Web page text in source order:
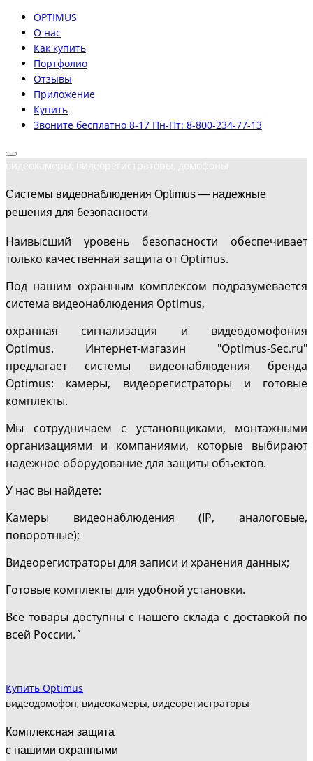
OPTIMUS
О нас
Как купить
Портфолио
Отзывы
Приложение
Купить
Звоните бесплатно 8-17 Пн-Пт: 8-800-234-77-13
видеокамеры, видеорегистраторы, домофоны
Системы видеонаблюдения Optimus — надежные
решения для безопасности
Наивысший уровень безопасности обеспечивает
только качественная защита от Optimus.
Под нашим охранным комплексом подразумевается
система видеонаблюдения Optimus,
охранная сигнализация и видеодомофония
Optimus. Интернет-магазин "Optimus-Sec.ru"
предлагает системы видеонаблюдения бренда
Optimus: камеры, видеорегистраторы и готовые
комплекты.
Мы сотрудничаем с установщиками, монтажными
организациями и компаниями, которые выбирают
надежное оборудование для защиты объектов.
У нас вы найдете:
Камеры видеонаблюдения (IP, аналоговые,
поворотные);
Видеорегистраторы для записи и хранения данных;
Готовые комплекты для удобной установки.
Все товары доступны с нашего склада с доставкой по
всей России.`
Купить Optimus
видеодомофон, видеокамеры, видеорегистраторы
Комплексная защита
с нашими охранными